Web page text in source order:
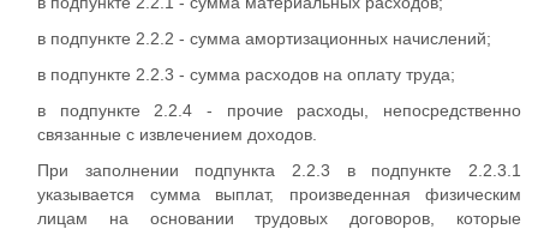
в подпункте 2.2.2 - сумма амортизационных начислений;
в подпункте 2.2.3 - сумма расходов на оплату труда;
в подпункте 2.2.4 - прочие расходы, непосредственно
связанные с извлечением доходов.
При заполнении подпункта 2.2.3 в подпункте 2.2.3.1
указывается сумма выплат, произведенная физическим
лицам на основании трудовых договоров, которые